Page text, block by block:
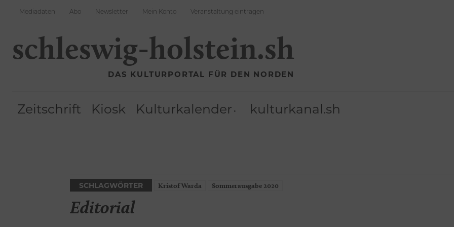
Mediadaten Abo Newsletter Mein Konto Veranstaltung eintragen
schleswig-holstein.sh
DAS KULTURPORTAL FÜR DEN NORDEN
Zeitschrift Kiosk Kulturkalender kulturkanal.sh
SCHLAGWÖRTER Kristof Warda Sommerausgabe 2020
Editorial